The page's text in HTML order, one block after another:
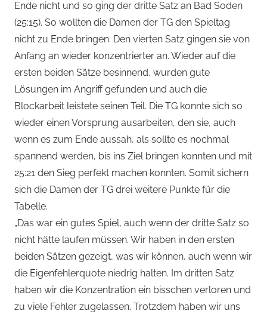
Ende nicht und so ging der dritte Satz an Bad Soden
(25:15). So wollten die Damen der TG den Spieltag
nicht zu Ende bringen. Den vierten Satz gingen sie von
Anfang an wieder konzentrierter an. Wieder auf die
ersten beiden Sätze besinnend, wurden gute
Lösungen im Angriff gefunden und auch die
Blockarbeit leistete seinen Teil. Die TG konnte sich so
wieder einen Vorsprung ausarbeiten, den sie, auch
wenn es zum Ende aussah, als sollte es nochmal
spannend werden, bis ins Ziel bringen konnten und mit
25:21 den Sieg perfekt machen konnten. Somit sichern
sich die Damen der TG drei weitere Punkte für die
Tabelle.
„Das war ein gutes Spiel, auch wenn der dritte Satz so
nicht hätte laufen müssen. Wir haben in den ersten
beiden Sätzen gezeigt, was wir können, auch wenn wir
die Eigenfehlerquote niedrig halten. Im dritten Satz
haben wir die Konzentration ein bisschen verloren und
zu viele Fehler zugelassen. Trotzdem haben wir uns